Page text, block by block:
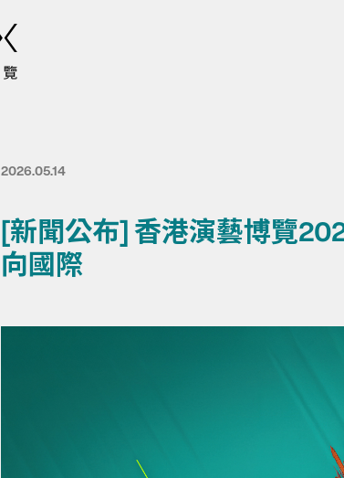
2026.05.14
[新聞公布] 香港演藝博覽
向國際